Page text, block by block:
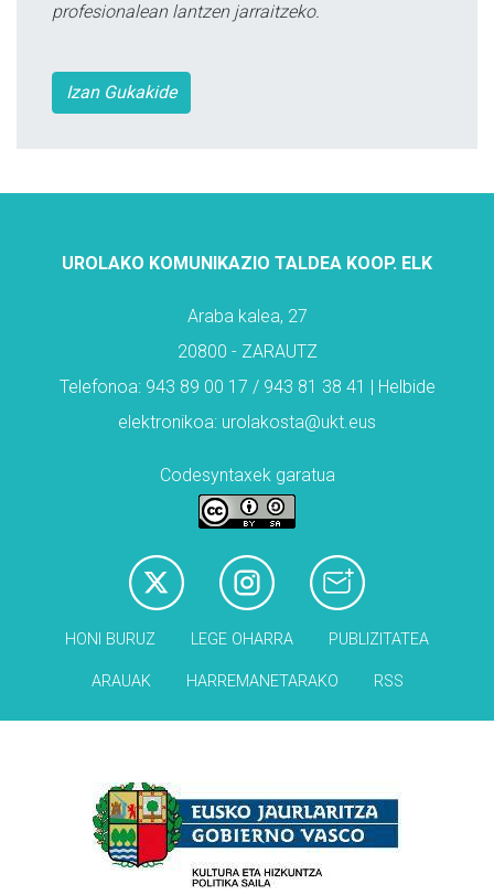
profesionalean lantzen jarraitzeko.
Izan Gukakide
UROLAKO KOMUNIKAZIO TALDEA KOOP. ELK
Araba kalea, 27
20800 - ZARAUTZ
Telefonoa: 943 89 00 17 / 943 81 38 41 | Helbide
elektronikoa: urolakosta@ukt.eus
Codesyntaxek garatua
HONI BURUZ LEGE OHARRA PUBLIZITATEA
ARAUAK HARREMANETARAKO RSS